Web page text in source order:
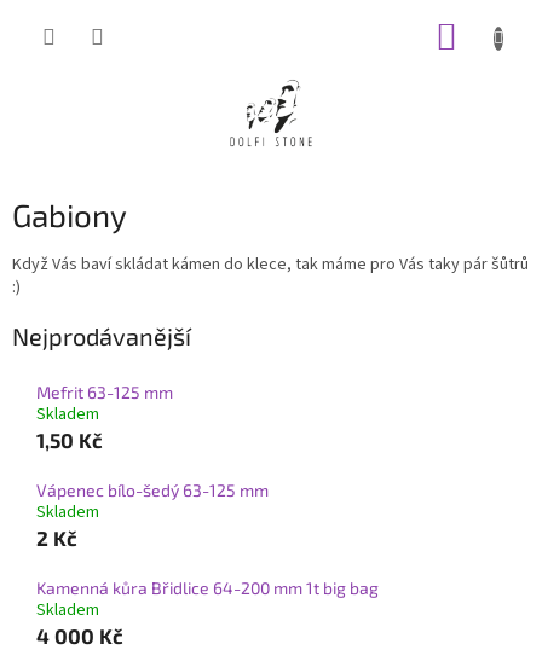
Gabiony
Když Vás baví skládat kámen do klece, tak máme pro Vás taky pár šůtrů
:)
Nejprodávanější
Mefrit 63-125 mm
Skladem
1,50 Kč
Vápenec bílo-šedý 63-125 mm
Skladem
2 Kč
Kamenná kůra Břidlice 64-200 mm 1t big bag
Skladem
4 000 Kč